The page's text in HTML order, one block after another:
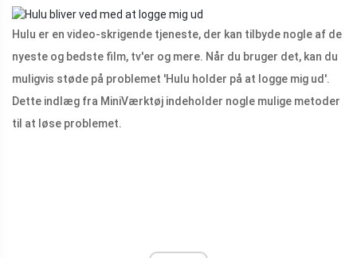
Hulu er en video-skrigende tjeneste, der kan tilbyde nogle af de
nyeste og bedste film, tv'er og mere. Når du bruger det, kan du
muligvis støde på problemet 'Hulu holder på at logge mig ud'.
Dette indlæg fra MiniVærktøj indeholder nogle mulige metoder
til at løse problemet.